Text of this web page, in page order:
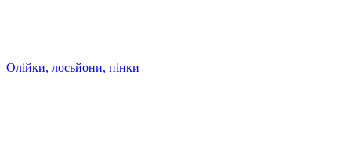
Олійки, лосьйони, пінки